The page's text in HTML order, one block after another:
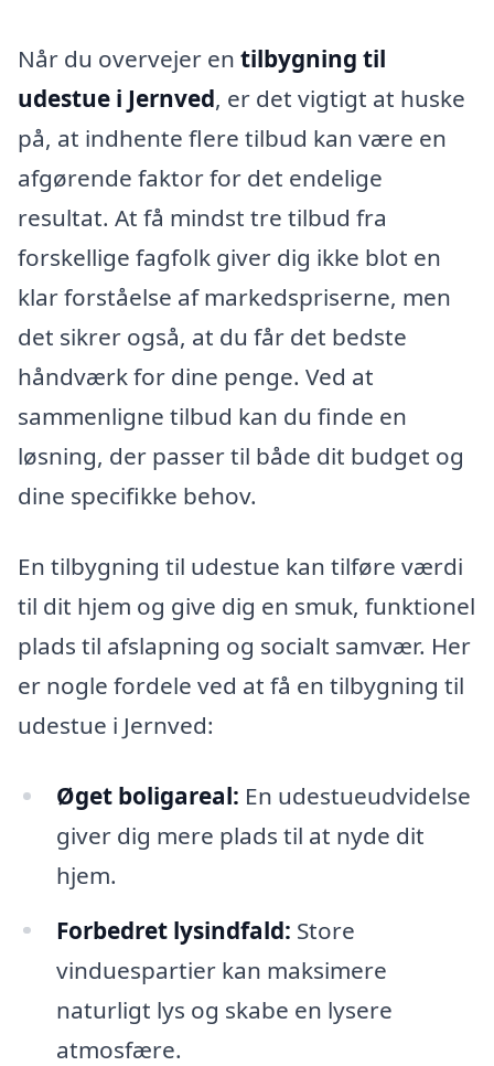
Når du overvejer en tilbygning til
udestue i Jernved, er det vigtigt at huske
på, at indhente flere tilbud kan være en
afgørende faktor for det endelige
resultat. At få mindst tre tilbud fra
forskellige fagfolk giver dig ikke blot en
klar forståelse af markedspriserne, men
det sikrer også, at du får det bedste
håndværk for dine penge. Ved at
sammenligne tilbud kan du finde en
løsning, der passer til både dit budget og
dine specifikke behov.
En tilbygning til udestue kan tilføre værdi
til dit hjem og give dig en smuk, funktionel
plads til afslapning og socialt samvær. Her
er nogle fordele ved at få en tilbygning til
udestue i Jernved:
Øget boligareal: En udestueudvidelse
giver dig mere plads til at nyde dit
hjem.
Forbedret lysindfald: Store
vinduespartier kan maksimere
naturligt lys og skabe en lysere
atmosfære.